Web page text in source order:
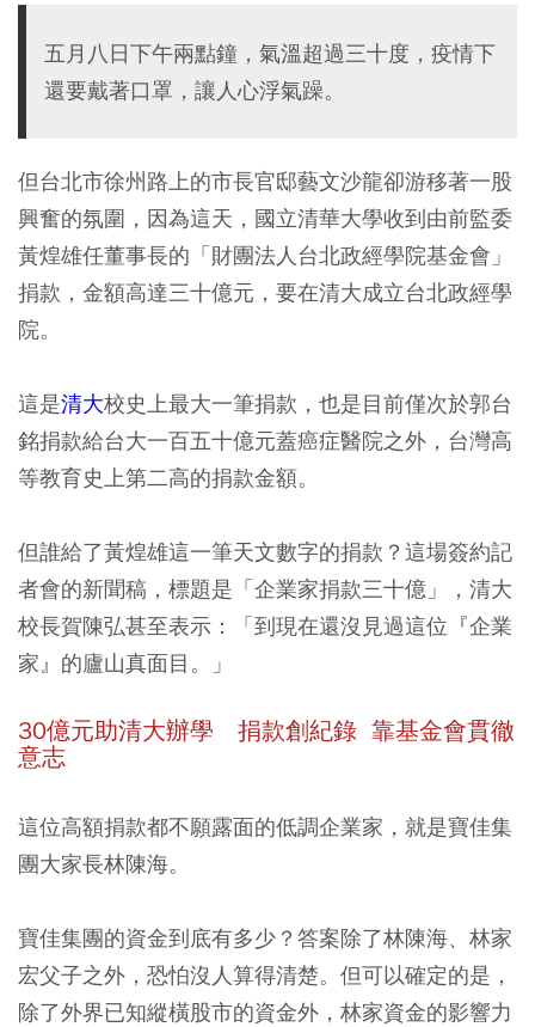
五月八日下午兩點鐘，氣溫超過三十度，疫情下
還要戴著口罩，讓人心浮氣躁。
但台北市徐州路上的市長官邸藝文沙龍卻游移著一股
興奮的氛圍，因為這天，國立清華大學收到由前監委
黃煌雄任董事長的「財團法人台北政經學院基金會」
捐款，金額高達三十億元，要在清大成立台北政經學
院。
這是清大校史上最大一筆捐款，也是目前僅次於郭台
銘捐款給台大一百五十億元蓋癌症醫院之外，台灣高
等教育史上第二高的捐款金額。
但誰給了黃煌雄這一筆天文數字的捐款？這場簽約記
者會的新聞稿，標題是「企業家捐款三十億」，清大
校長賀陳弘甚至表示：「到現在還沒見過這位『企業
家』的廬山真面目。」
30億元助清大辦學 捐款創紀錄 靠基金會貫徹
意志
這位高額捐款都不願露面的低調企業家，就是寶佳集
團大家長林陳海。
寶佳集團的資金到底有多少？答案除了林陳海、林家
宏父子之外，恐怕沒人算得清楚。但可以確定的是，
除了外界已知縱橫股市的資金外，林家資金的影響力